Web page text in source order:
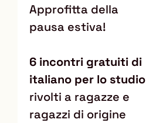
Approfitta della
pausa estiva!
6 incontri gratuiti di
italiano per lo studio
rivolti a ragazze e
ragazzi di origine